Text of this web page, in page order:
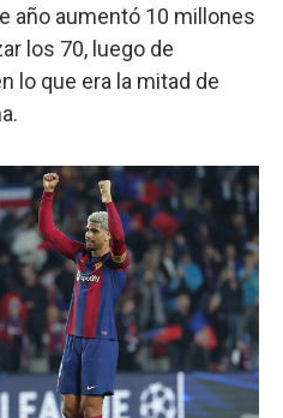
año aumentó 10 millones
los 70, luego de
lo que era la mitad de